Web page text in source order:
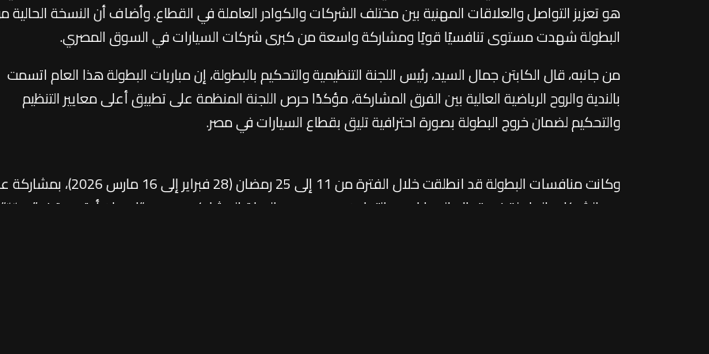
هو تعزيز التواصل والعلاقات المهنية بين مختلف الشركات والكوادر العاملة في القطاع. وأضاف أن النسخة الحالية
البطولة شهدت مستوى تنافسيًا قويًا ومشاركة واسعة من كبرى شركات السيارات في السوق المصري.
من جانبه، قال الكابتن جمال السيد، رئيس اللجنة التنظيمية والتحكيم بالبطولة، إن مباريات البطولة هذا العام اتسمت
بالندية والروح الرياضية العالية بين الفرق المشاركة، مؤكدًا حرص اللجنة المنظمة على تطبيق أعلى معايير التنظيم
والتحكيم لضمان خروج البطولة بصورة احترافية تليق بقطاع السيارات في مصر.
وكانت منافسات البطولة قد انطلقت خلال الفترة من 11 إلى 25 رمضان (28 فبراير إلى 16
من الشركات العاملة في قطاع السيارات، وبالتعاون مع عدد من الرعاة المشاركين، وهم: “إس إن أوتوموتيف”،